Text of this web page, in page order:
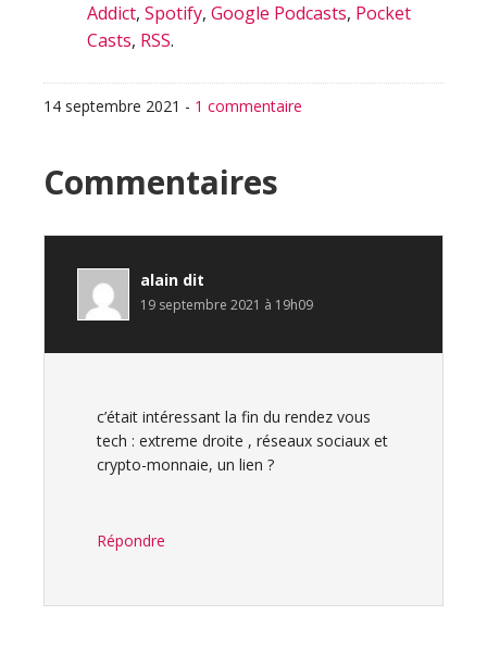
Addict, Spotify, Google Podcasts, Pocket
Casts, RSS.
14 septembre 2021 - 1 commentaire
Interactions
du
lecteur
Commentaires
alain dit
19 septembre 2021 à 19h09
c’était intéressant la fin du rendez vous
tech : extreme droite , réseaux sociaux et
crypto-monnaie, un lien ?
Répondre